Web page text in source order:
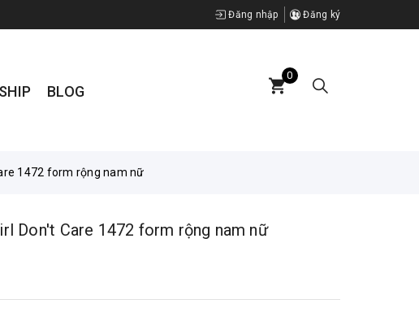
Đăng nhập Đăng ký
BLOG
0
1472 form rộng nam nữ
Don't Care 1472 form rộng nam nữ